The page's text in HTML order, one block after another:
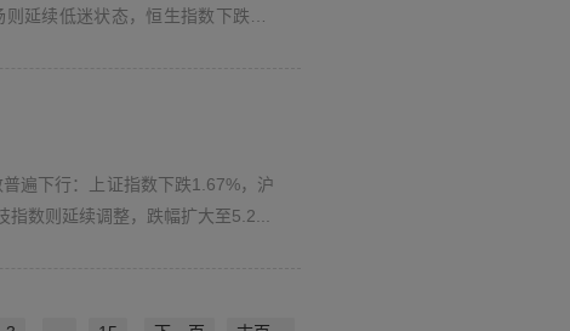
延续低迷状态，恒生指数下跌0.8
遍下行：上证指数下跌1.67%，沪
数则延续调整，跌幅扩大至5.2...